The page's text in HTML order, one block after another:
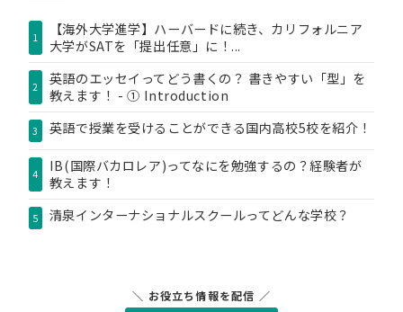
1
【海外大学進学】ハーバードに続き、カリフォルニア
大学がSATを「提出任意」に！...
2
英語のエッセイってどう書くの？ 書きやすい「型」を
教えます！ - ① Introduction
3 英語で授業を受けることができる国内高校5校を紹介！
4
IB(国際バカロレア)ってなにを勉強するの？経験者が
教えます！
5 清泉インターナショナルスクールってどんな学校？
＼ お役立ち情報を配信 ／